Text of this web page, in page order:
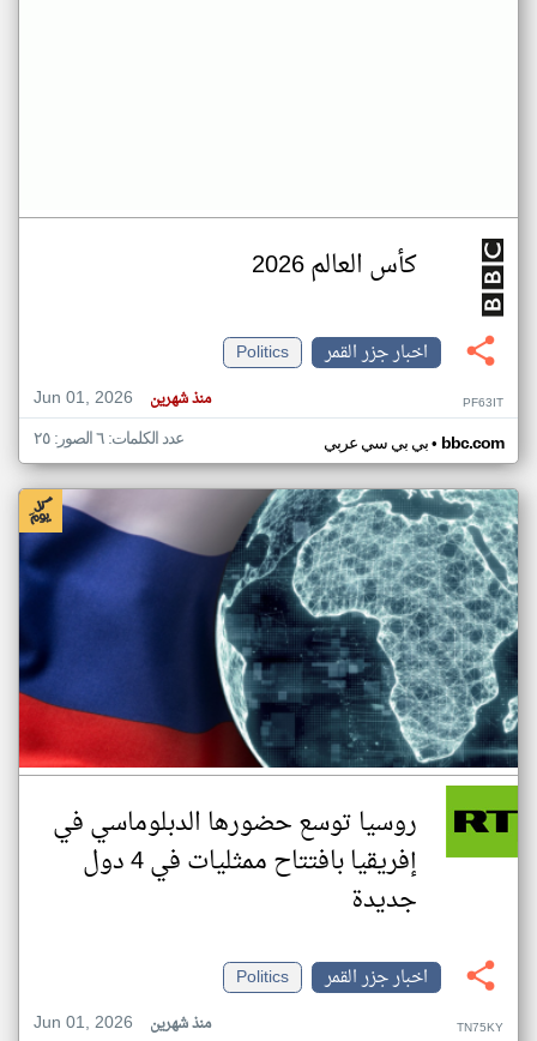
كأس العالم 2026
اخبار جزر القمر
Politics
Jun 01, 2026
منذ شهرين PF63IT
بي بي سي عربي• bbc.com عدد الكلمات: ٦ الصور: ٢٥
روسيا توسع حضورها الدبلوماسي في
إفريقيا بافتتاح ممثليات في 4 دول
جديدة
اخبار جزر القمر
Politics
Jun 01, 2026
منذ شهرين TN75KY